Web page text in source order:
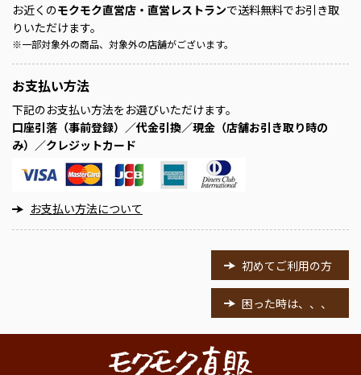
お近くのモクモク直営店・直営レストランで送料無料でお引き取
りいただけます。
※一部対象外の商品、対象外の店舗がございます。
お支払い方法
下記のお支払い方法をお選びいただけます。
口座引落（事前登録）／代金引換／現金（店舗お引き取り時の
み）／クレジットカード
お支払い方法について
初めてご利用の方
困った時は、、、